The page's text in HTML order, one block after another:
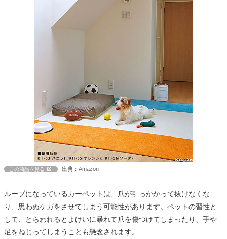
この商品を見る 出典：Amazon
ループになっているカーペットは、爪が引っかかって抜けなくな
り、思わぬケガをさせてしまう可能性があります。ペットの習性と
して、とらわれるとよけいに暴れて爪を傷つけてしまったり、手や
足をねじってしまうことも懸念されます。